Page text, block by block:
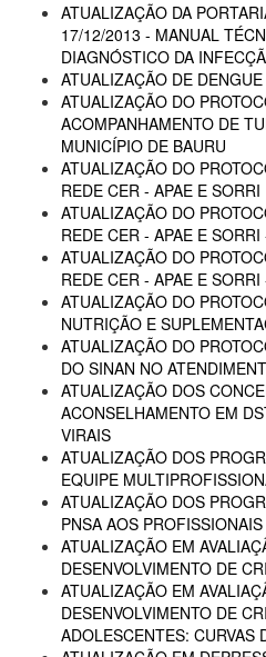
ATUALIZAÇÃO DA
17/12/2013 - MANUAL
DIAGNÓSTICO DA
ATUALIZAÇÃO DE DENGUE
ATUALIZAÇÃO DO
ACOMPANHAMENTO DE
MUNICÍPIO DE BAURU
ATUALIZAÇÃO DO
REDE CER - APAE E SORRI
ATUALIZAÇÃO DO
REDE CER - APAE E
ATUALIZAÇÃO DO
REDE CER - APAE E
ATUALIZAÇÃO DO
NUTRIÇÃO E
ATUALIZAÇÃO DO
DO SINAN NO
ATUALIZAÇÃO DOS
ACONSELHAMENTO EM
VIRAIS
ATUALIZAÇÃO DOS
EQUIPE
ATUALIZAÇÃO DOS
PNSA AOS
ATUALIZAÇÃO EM
DESENVOLVIMENTO DE
ATUALIZAÇÃO EM
DESENVOLVIMENTO DE
ADOLESCENTES: CURVAS